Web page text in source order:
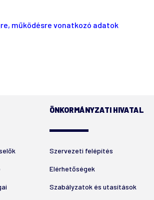
működésre vonatkozó adatok
ÖNKORMÁNYZATI HIVATAL
Szervezeti felépítés
Elérhetőségek
Szabályzatok és utasítások